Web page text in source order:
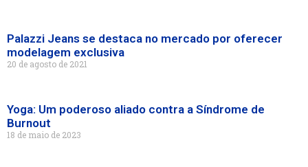
Palazzi Jeans se destaca no mercado por oferecer
modelagem exclusiva
20 de agosto de 2021
Yoga: Um poderoso aliado contra a Síndrome de
Burnout
18 de maio de 2023